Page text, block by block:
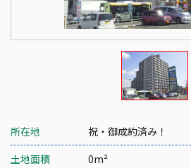
所在地
祝・御成約済み！
土地面積
0m²